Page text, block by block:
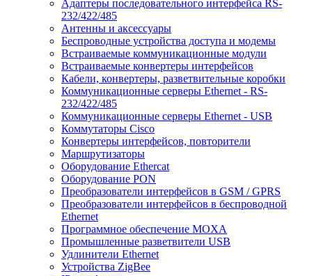
Адаптеры последовательного интерфейса RS-
232/422/485
Антенны и аксессуары
Беспроводные устройства доступа и модемы
Встраиваемые коммуникационные модули
Встраиваемые конвертеры интерфейсов
Кабели, конвертеры, разветвительные коробки
Коммуникационные серверы Ethernet - RS-
232/422/485
Коммуникационные серверы Ethernet - USB
Коммутаторы Cisco
Конвертеры интерфейсов, повторители
Маршрутизаторы
Оборудование Ethercat
Оборудование PON
Преобразователи интерфейсов в GSM / GPRS
Преобразователи интерфейсов в беспроводной
Ethernet
Программное обеспечение MOXA
Промышленные разветвители USB
Удлинители Ethernet
Устройства ZigBee